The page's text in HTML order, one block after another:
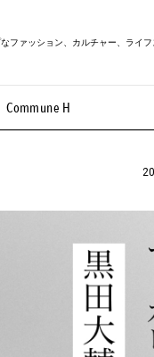
Commune H
なファッション、カルチャー、ライ
。 #MONTHLY
#SNEAKER